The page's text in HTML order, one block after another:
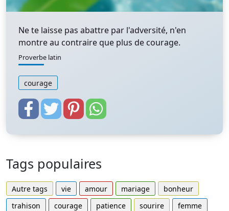
Ne te laisse pas abattre par l'adversité, n'en
montre au contraire que plus de courage.
Proverbe latin
courage
Tags populaires
Autre tags vie amour mariage
bonheur
trahison
courage patience sourire
femme